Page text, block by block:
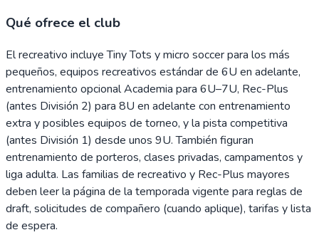
Qué ofrece el club
El recreativo incluye Tiny Tots y micro soccer para los más
pequeños, equipos recreativos estándar de 6U en adelante,
entrenamiento opcional Academia para 6U–7U, Rec-Plus
(antes División 2) para 8U en adelante con entrenamiento
extra y posibles equipos de torneo, y la pista competitiva
(antes División 1) desde unos 9U. También figuran
entrenamiento de porteros, clases privadas, campamentos y
liga adulta. Las familias de recreativo y Rec-Plus mayores
deben leer la página de la temporada vigente para reglas de
draft, solicitudes de compañero (cuando aplique), tarifas y lista
de espera.